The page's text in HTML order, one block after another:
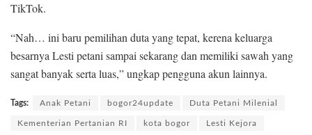
TikTok.
“Nah… ini baru pemilihan duta yang tepat, kerena keluarga
besarnya Lesti petani sampai sekarang dan memiliki sawah yang
sangat banyak serta luas,” ungkap pengguna akun lainnya.
Tags: Anak Petani bogor24update Duta Petani Milenial
Kementerian Pertanian RI kota bogor Lesti Kejora